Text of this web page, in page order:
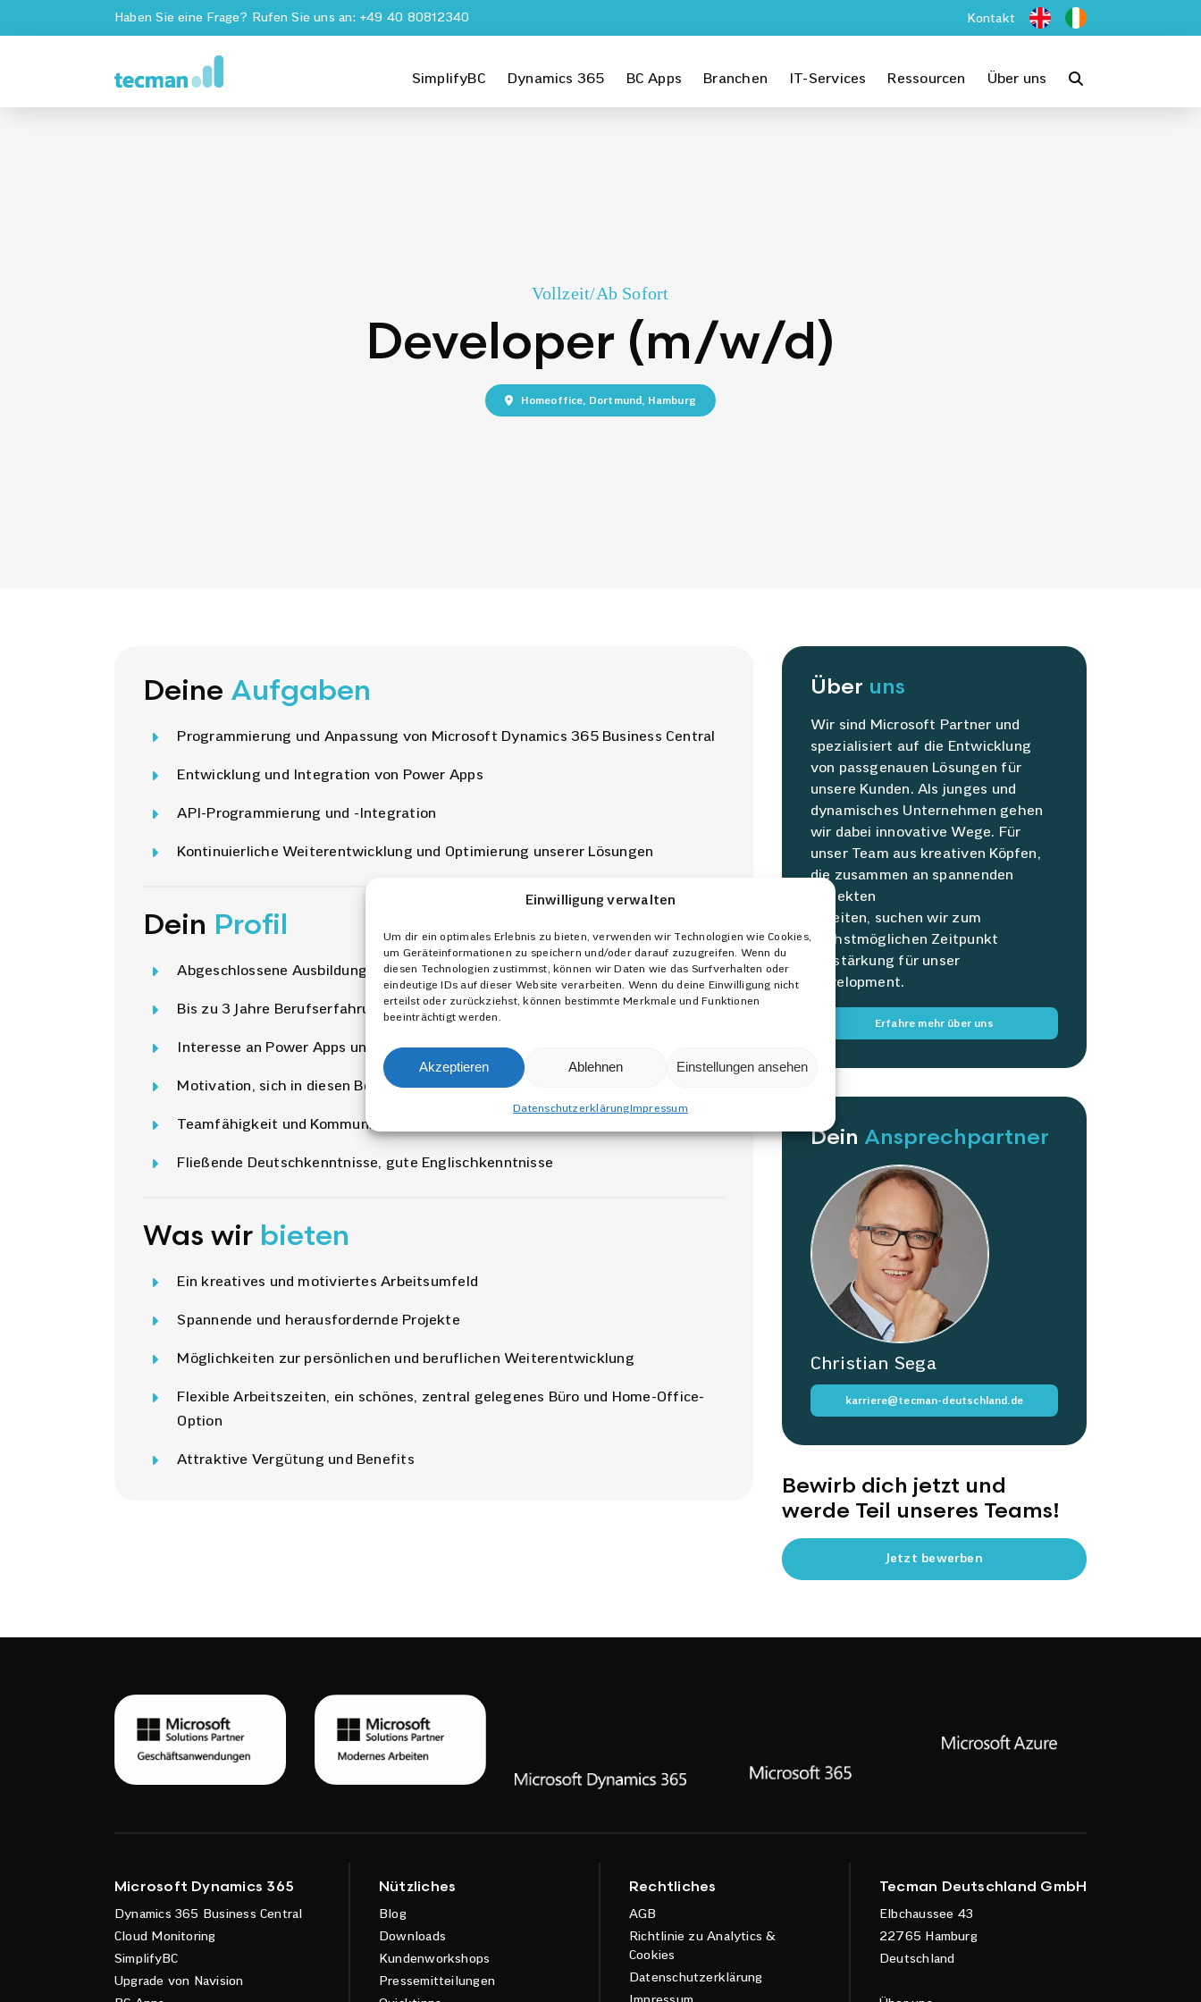
Einwilligung verwalten
Um dir ein optimales Erlebnis zu bieten, verwenden wir Technologien wie Cookies,
um Geräteinformationen zu speichern und/oder darauf zuzugreifen. Wenn du
diesen Technologien zustimmst, können wir Daten wie das Surfverhalten oder
eindeutige IDs auf dieser Website verarbeiten. Wenn du deine Einwilligung nicht
erteilst oder zurückziehst, können bestimmte Merkmale und Funktionen
beeinträchtigt werden.
Akzeptieren Ablehnen Einstellungen ansehen
DatenschutzerklärungImpressum
Haben Sie eine Frage? Rufen Sie uns an: +49 40 80812340 Kontakt
SimplifyBC Dynamics 365 BC Apps Branchen IT-Services Ressourcen Über uns
Vollzeit/Ab Sofort
Developer (m/w/d)
Homeoffice, Dortmund, Hamburg
Deine Aufgaben
Programmierung und Anpassung von Microsoft Dynamics 365 Business Central
Entwicklung und Integration von Power Apps
API-Programmierung und -Integration
Kontinuierliche Weiterentwicklung und Optimierung unserer Lösungen
Dein Profil
Abgeschlossene Ausbildung als IT-Kaufmann oder vergleichbare Qualifikation
Bis zu 3 Jahre Berufserfahrung in der Softwareentwicklung
Interesse an Power Apps und API-Programmierung
Motivation, sich in diesen Bereichen weiterzuentwickeln
Teamfähigkeit und Kommunikationsstärke
Fließende Deutschkenntnisse, gute Englischkenntnisse
Was wir bieten
Ein kreatives und motiviertes Arbeitsumfeld
Spannende und herausfordernde Projekte
Möglichkeiten zur persönlichen und beruflichen Weiterentwicklung
Flexible Arbeitszeiten, ein schönes, zentral gelegenes Büro und Home-Office-
Option
Attraktive Vergütung und Benefits
Über uns
Wir sind Microsoft Partner und
spezialisiert auf die Entwicklung
von passgenauen Lösungen für
unsere Kunden. Als junges und
dynamisches Unternehmen gehen
wir dabei innovative Wege. Für
unser Team aus kreativen Köpfen,
die zusammen an spannenden
Projekten
arbeiten, suchen wir zum
nächstmöglichen Zeitpunkt
Verstärkung für unser
Development.
Erfahre mehr über uns
Dein Ansprechpartner
Christian Sega
karriere@tecman-deutschland.de
Bewirb dich jetzt und
werde Teil unseres Teams!
Jetzt bewerben
Microsoft Dynamics 365
Dynamics 365 Business Central
Cloud Monitoring
SimplifyBC
Upgrade von Navision
Nützliches
Blog
Downloads
Kundenworkshops
Pressemitteilungen
Rechtliches
AGB
Richtlinie zu Analytics &
Cookies
Datenschutzerklärung
Tecman Deutschland GmbH
Elbchaussee 43
22765 Hamburg
Deutschland